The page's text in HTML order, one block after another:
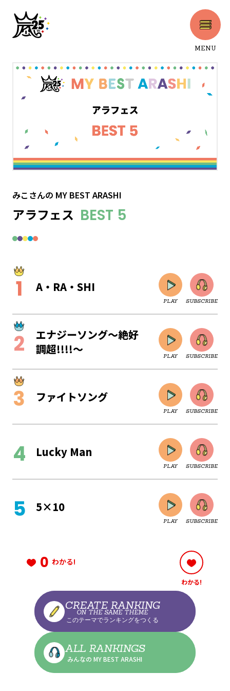
MENU
みこさんの MY BEST ARASHI
アラフェス BEST 5
A・RA・SHI
PLAY SUBSCRIBE
エナジーソング～絶好
調超!!!!～
PLAY SUBSCRIBE
ファイトソング
PLAY SUBSCRIBE
Lucky Man
PLAY SUBSCRIBE
CLOSE
5×10
PLAY SUBSCRIBE
CLOSE
0 わかる!
わかる!
CREATE RANKING
ON THE SAME THEME
このテーマでランキングをつくる
ALL RANKINGS
みんなの MY BEST ARASHI